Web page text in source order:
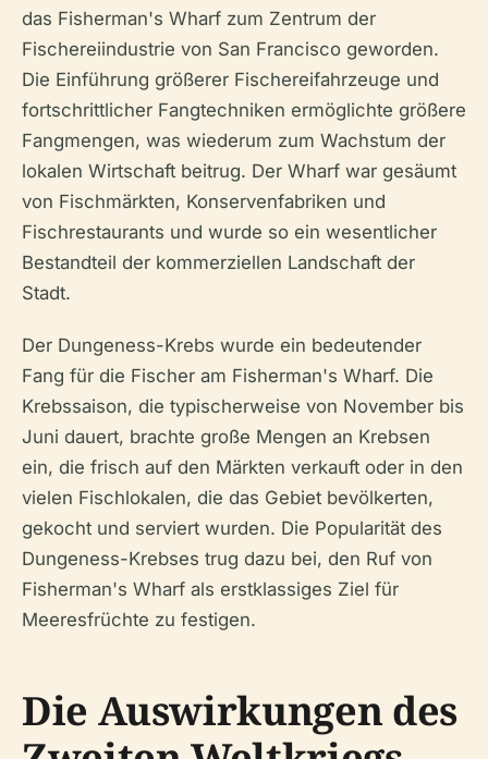
das Fisherman's Wharf zum Zentrum der
Fischereiindustrie von San Francisco geworden.
Die Einführung größerer Fischereifahrzeuge und
fortschrittlicher Fangtechniken ermöglichte größere
Fangmengen, was wiederum zum Wachstum der
lokalen Wirtschaft beitrug. Der Wharf war gesäumt
von Fischmärkten, Konservenfabriken und
Fischrestaurants und wurde so ein wesentlicher
Bestandteil der kommerziellen Landschaft der
Stadt.
Der Dungeness-Krebs wurde ein bedeutender
Fang für die Fischer am Fisherman's Wharf. Die
Krebssaison, die typischerweise von November bis
Juni dauert, brachte große Mengen an Krebsen
ein, die frisch auf den Märkten verkauft oder in den
vielen Fischlokalen, die das Gebiet bevölkerten,
gekocht und serviert wurden. Die Popularität des
Dungeness-Krebses trug dazu bei, den Ruf von
Fisherman's Wharf als erstklassiges Ziel für
Meeresfrüchte zu festigen.
Die Auswirkungen des